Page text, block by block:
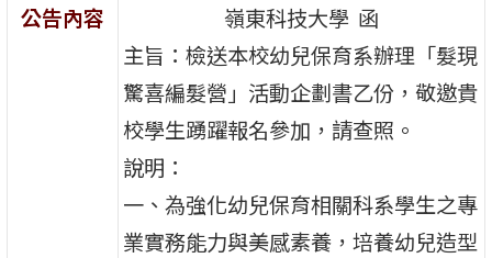
公告內容
嶺東科技大學 函
主旨：檢送本校幼兒保育系辦理「髮現
驚喜編髮營」活動企劃書乙份，敬邀貴
校學生踴躍報名參加，請查照。
說明：
一、為強化幼兒保育相關科系學生之專
業實務能力與美感素養，培養幼兒造型